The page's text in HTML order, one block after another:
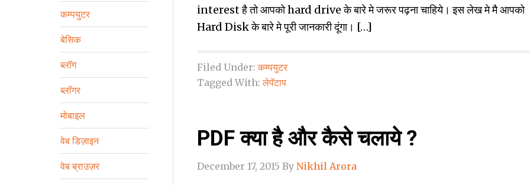
interest है तो आपको hard drive के बारे मे जरूर पढ़ना चाहिये। इस लेख मे मै आपको
Hard Disk के बारे मे पूरी जानकारी दूंगा। […]
Filed Under:कम्‍पयुटर
Tagged With:लेपॅटाप
PDF क्‍या है और कैसे चलाये ?
December 17, 2015 By Nikhil Arora
कम्‍पयुटर
बेसिक
ब्‍लॉग
ब्लॉगर
मोबाइल
वेब डिज़ाइन
वेब ब्राउज़र